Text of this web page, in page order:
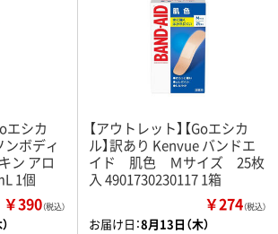
エシカ
ンボディ
ン アロ
1個
￥390（税込）
【アウトレット】【Goエシカ
ル】訳あり Kenvue バンドエ
イド 肌色 Ｍサイズ 25枚
入 4901730230117 1箱
￥274（税込）
お届け日：8月13日（木）